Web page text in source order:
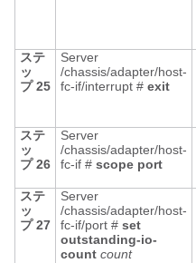
ステ
ッ
プ 25
Server
/chassis/adapter/host-
fc-if/interrupt # exit
ステ
ッ
プ 26
Server
/chassis/adapter/host-
fc-if # scope port
ステ
ッ
プ 27
Server
/chassis/adapter/host-
fc-if/port # set
outstanding-io-
count count